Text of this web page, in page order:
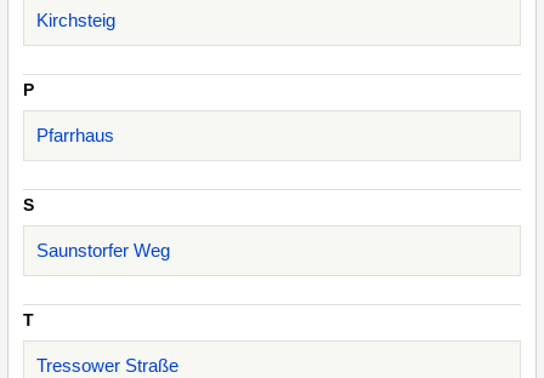
Kirchsteig
P
Pfarrhaus
S
Saunstorfer Weg
T
Tressower Straße